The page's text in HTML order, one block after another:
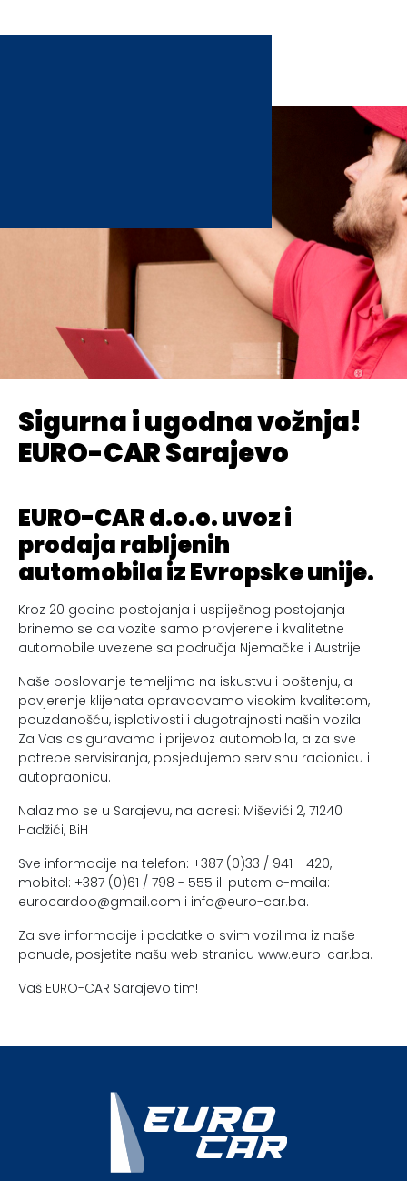
Sigurna i ugodna vožnja!
EURO-CAR Sarajevo
EURO-CAR d.o.o. uvoz i
prodaja rabljenih
automobila iz Evropske unije.
Kroz 20 godina postojanja i uspiješnog postojanja
brinemo se da vozite samo provjerene i kvalitetne
automobile uvezene sa područja Njemačke i Austrije.
Naše poslovanje temeljimo na iskustvu i poštenju, a
povjerenje klijenata opravdavamo visokim kvalitetom,
pouzdanošću, isplativosti i dugotrajnosti naših vozila.
Za Vas osiguravamo i prijevoz automobila, a za sve
potrebe servisiranja, posjedujemo servisnu radionicu i
autopraonicu.
Nalazimo se u Sarajevu, na adresi: Miševići 2, 71240
Hadžići, BiH
Sve informacije na telefon: +387 (0)33 / 941 - 420,
mobitel: +387 (0)61 / 798 - 555 ili putem e-maila:
eurocardoo@gmail.com i info@euro-car.ba.
Za sve informacije i podatke o svim vozilima iz naše
ponude, posjetite našu web stranicu www.euro-car.ba.
Vaš EURO-CAR Sarajevo tim!